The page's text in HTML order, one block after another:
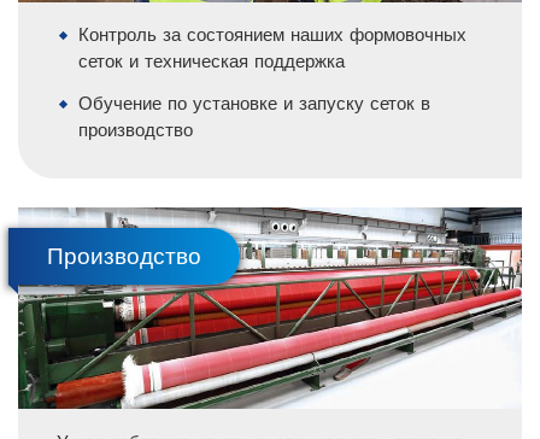
Контроль за состоянием наших формовочных
сеток и техническая поддержка
Обучение по установке и запуску сеток в
производство
Производство